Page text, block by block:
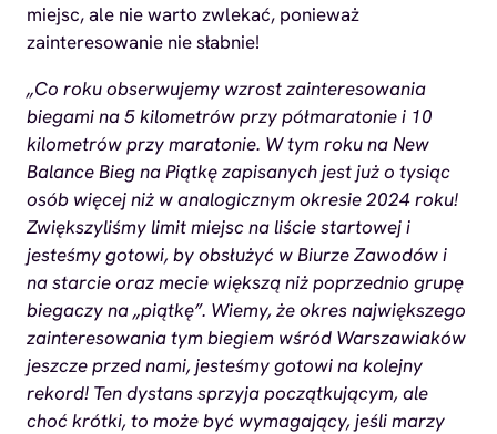
miejsc, ale nie warto zwlekać, ponieważ
zainteresowanie nie słabnie!
„Co roku obserwujemy wzrost zainteresowania
biegami na 5 kilometrów przy półmaratonie i 10
kilometrów przy maratonie. W tym roku na New
Balance Bieg na Piątkę zapisanych jest już o tysiąc
osób więcej niż w analogicznym okresie 2024 roku!
Zwiększyliśmy limit miejsc na liście startowej i
jesteśmy gotowi, by obsłużyć w Biurze Zawodów i
na starcie oraz mecie większą niż poprzednio grupę
biegaczy na „piątkę”. Wiemy, że okres największego
zainteresowania tym biegiem wśród Warszawiaków
jeszcze przed nami, jesteśmy gotowi na kolejny
rekord! Ten dystans sprzyja początkującym, ale
choć krótki, to może być wymagający, jeśli marzy